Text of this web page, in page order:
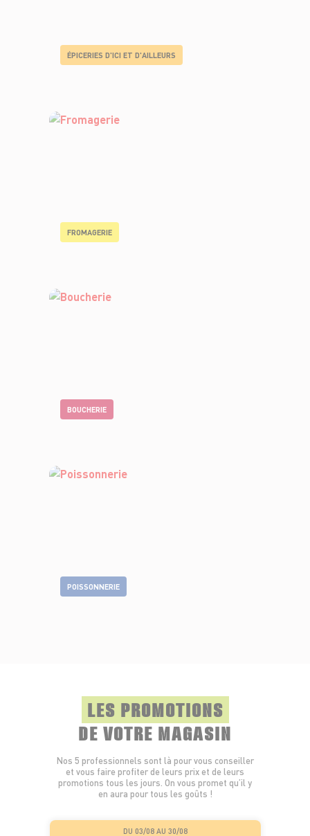
ÉPICERIES D'ICI ET D'AILLEURS
FROMAGERIE
BOUCHERIE
POISSONNERIE
LES PROMOTIONS
DE VOTRE MAGASIN
Nos 5 professionnels sont là pour vous conseiller
et vous faire profiter de leurs prix et de leurs
promotions tous les jours. On vous promet qu’il y
en aura pour tous les goûts !
DU 03/08 AU 30/08